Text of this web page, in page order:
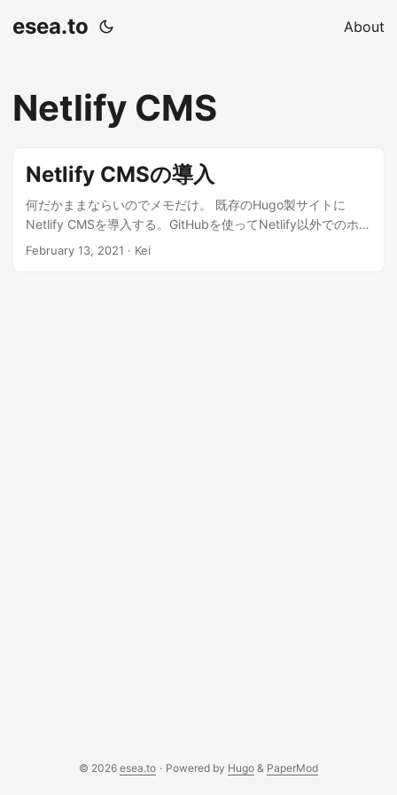
esea.to About
Netlify CMS
Netlify CMSの導入
何だかままならいのでメモだけ。 既存のHugo製サイトに
Netlify CMSを導入する。GitHubを使ってNetlify以外でのホス
ティングの場合 | tabosque.com Failed to persist entry:
February 13, 2021 · Kei
© 2026 esea.to · Powered by Hugo & PaperMod